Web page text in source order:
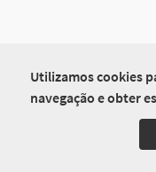
Utilizamos cookies
navegação e obter